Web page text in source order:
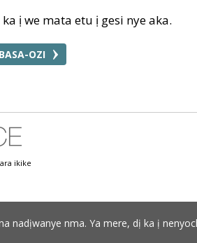
ị we mata etu ị gesi nye aka.
OZI
ikike
nadịwanye nma. Ya mere, dị ka ị